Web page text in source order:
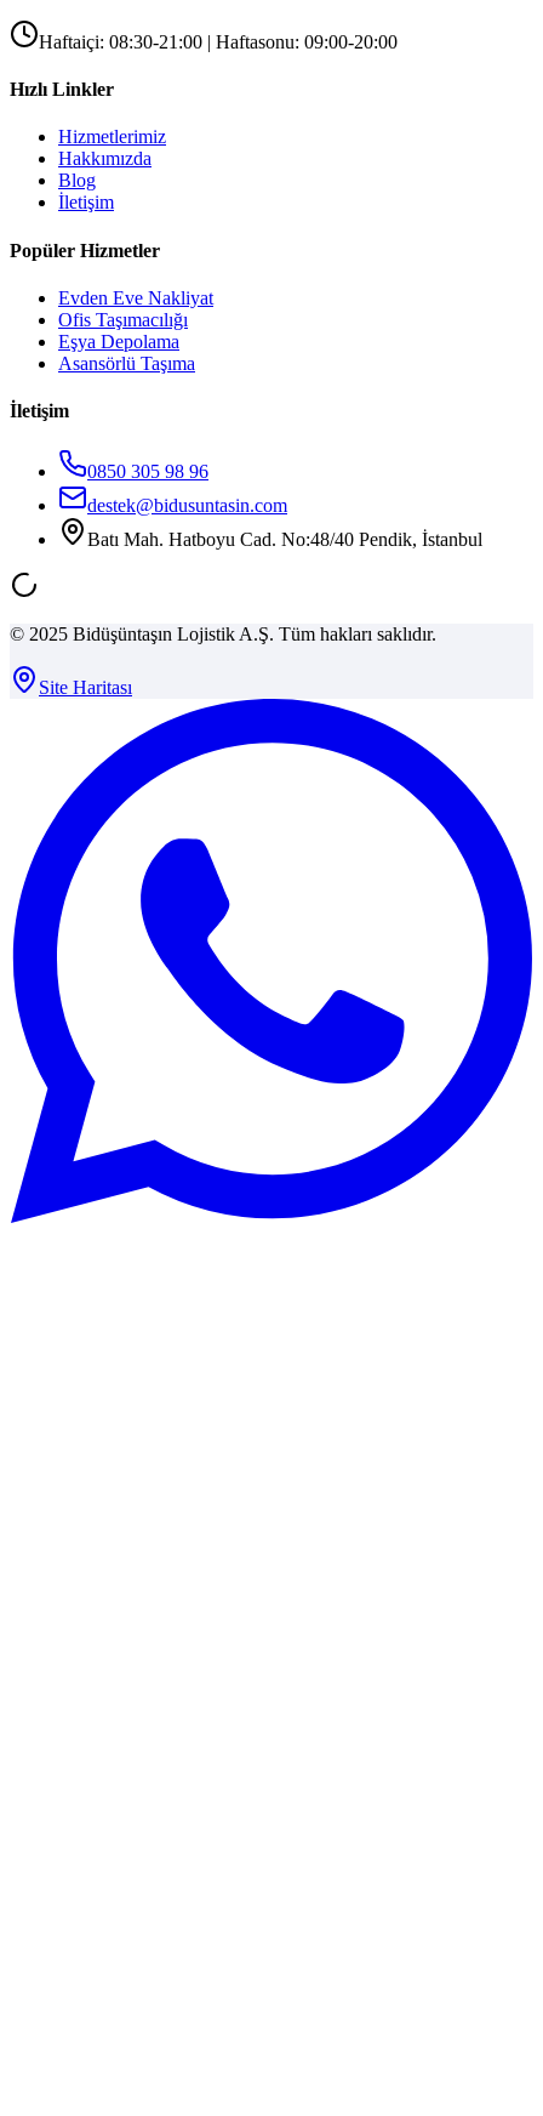
Haftaiçi: 08:30-21:00 | Haftasonu: 09:00-20:00
Hızlı Linkler
Hizmetlerimiz
Hakkımızda
Blog
İletişim
Popüler Hizmetler
Evden Eve Nakliyat
Ofis Taşımacılığı
Eşya Depolama
Asansörlü Taşıma
İletişim
0850 305 98 96
destek@bidusuntasin.com
Batı Mah. Hatboyu Cad. No:48/40 Pendik, İstanbul
© 2025 Bidüşüntaşın Lojistik A.Ş. Tüm hakları saklıdır.
Site Haritası